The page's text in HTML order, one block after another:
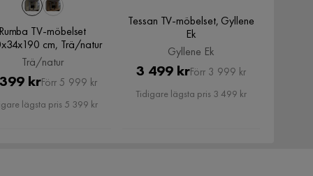
Rumba TV-möbelset
cm, Trä/natur
Trä/natur
Pris
krOriginal
Pris
Förr 5 999 kr
lägsta pris 5 399 kr
Tessan TV-möbelset, Gyllene
Ek
Gyllene Ek
Pris
3 499 krOriginal
Pris
Förr 3 999 kr
Tidigare lägsta pris 3 499 kr